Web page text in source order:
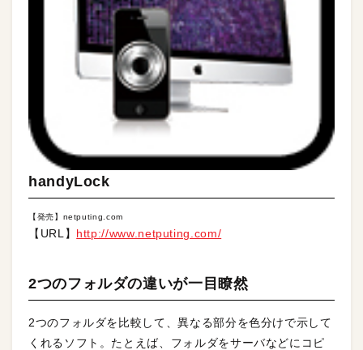
handyLock
【発売】netputing.com
【URL】 http://www.netputing.com/
2つのフォルダの違いが一目瞭然
2つのフォルダを比較して、異なる部分を色分けで示して
くれるソフト。たとえば、フォルダをサーバなどにコピ